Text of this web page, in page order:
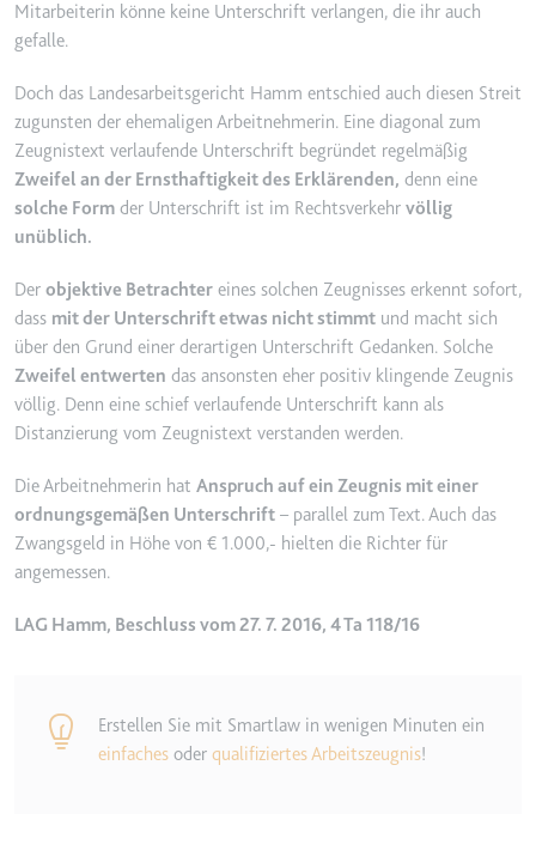
der Werbeaktivitäten der Website
Website über mehrere Websites
hinweg gesammelt werden.
Ablauf:
3 Monate
HTTP-Cookie
_gcl_ls
Anbieter:
www.googletagmanager.com
Zweck:
Verfolgt die Konversionsrate
zwischen dem Nutzer und den
Werbebannern auf der Website -
Dies dient der Optimierung der
Website.
Ablauf:
Beständig
HTML Local Storage
Interaktion der Nutzer mit
eingebetteten Inhalten zu
Mitarbeiterin könne keine Unterschrift verlangen, die ihr auch
gefalle.
Doch das Landesarbeitsgericht Hamm entschied auch diesen Streit
zugunsten der ehemaligen Arbeitnehmerin. Eine diagonal zum
Zeugnistext verlaufende Unterschrift begründet regelmäßig
Zweifel an der Ernsthaftigkeit des Erklärenden, denn eine
solche Form der Unterschrift ist im Rechtsverkehr völlig
unüblich.
Der objektive Betrachter eines solchen Zeugnisses erkennt sofort,
dass mit der Unterschrift etwas nicht stimmt und macht sich
über den Grund einer derartigen Unterschrift Gedanken. Solche
Zweifel entwerten das ansonsten eher positiv klingende Zeugnis
völlig. Denn eine schief verlaufende Unterschrift kann als
Distanzierung vom Zeugnistext verstanden werden.
Die Arbeitnehmerin hat Anspruch auf ein Zeugnis mit einer
ordnungsgemäßen Unterschrift – parallel zum Text. Auch das
Zwangsgeld in Höhe von € 1.000,- hielten die Richter für
angemessen.
LAG Hamm, Beschluss vom 27. 7. 2016, 4 Ta 118/16
Erstellen Sie mit Smartlaw in wenigen Minuten ein
einfaches oder qualifiziertes Arbeitszeugnis!